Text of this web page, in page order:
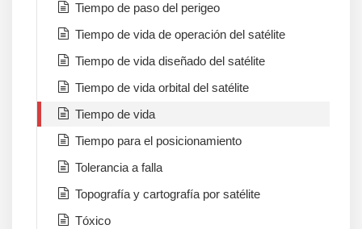
Tiempo de paso del perigeo
Tiempo de vida de operación del satélite
Tiempo de vida diseñado del satélite
Tiempo de vida orbital del satélite
Tiempo de vida
Tiempo para el posicionamiento
Tolerancia a falla
Topografía y cartografía por satélite
Tóxico